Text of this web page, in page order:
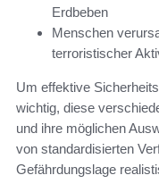
Erdbeben
Menschen
terroristischer
Um effektive
wichtig, diese
und ihre möglichen
von standardisierten
Gefährdungslage